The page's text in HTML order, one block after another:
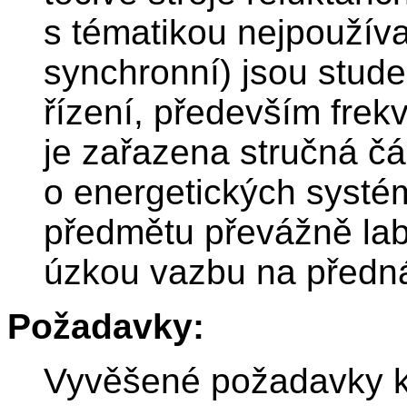
s tématikou
synchronní) jsou
řízení, především
je zařazena stručná
o energetických
předmětu převážně
úzkou vazbu na
Požadavky:
Vyvěšené požadavky